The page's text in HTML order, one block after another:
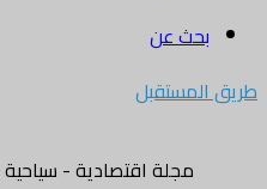
بحث عن
طريق المستقبل
مجلة اقتصادية -